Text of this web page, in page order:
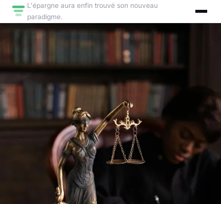
L'épargne aura enfin trouvé son nouveau
paradigme.